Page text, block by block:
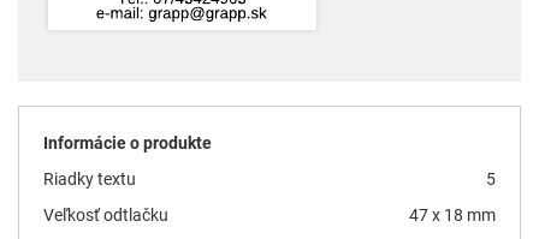
Informácie o produkte
Riadky textu
5
Veľkosť odtlačku
47 x 18 mm